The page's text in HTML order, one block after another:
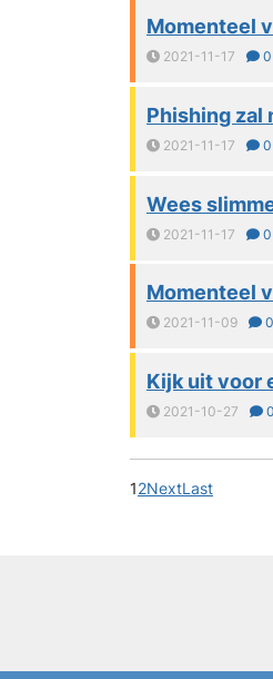
Momenteel
2021-11-17 0
Phishing zal
2021-11-17 0
Wees
2021-11-17 0
Momenteel
2021-11-09 0
Kijk uit voor
2021-10-27 0
12NextLast